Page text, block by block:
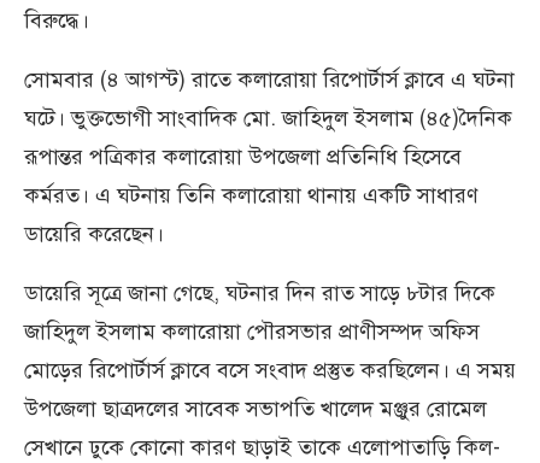
বিরুদ্ধে।
সোমবার (৪ আগস্ট) রাতে কলারোয়া রিপোর্টার্স ক্লাবে এ ঘটনা
ঘটে। ভুক্তভোগী সাংবাদিক মো. জাহিদুল ইসলাম (৪৫)দৈনিক
রূপান্তর পত্রিকার কলারোয়া উপজেলা প্রতিনিধি হিসেবে
কর্মরত। এ ঘটনায় তিনি কলারোয়া থানায় একটি সাধারণ
ডায়েরি করেছেন।
ডায়েরি সূত্রে জানা গেছে, ঘটনার দিন রাত সাড়ে ৮টার দিকে
জাহিদুল ইসলাম কলারোয়া পৌরসভার প্রাণীসম্পদ অফিস
মোড়ের রিপোর্টার্স ক্লাবে বসে সংবাদ প্রস্তুত করছিলেন। এ সময়
উপজেলা ছাত্রদলের সাবেক সভাপতি খালেদ মঞ্জুর রোমেল
সেখানে ঢুকে কোনো কারণ ছাড়াই তাকে এলোপাতাড়ি কিল-